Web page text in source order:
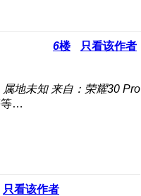
6楼 只看该作者
属地未知 来自：荣耀30 Pro
等…
只看该作者